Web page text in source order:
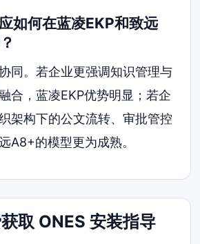
如何在蓝凌EKP和致远
同。若企业更强调知识管理与
合，蓝凌EKP优势明显；若企
架构下的公文流转、审批管控
A8+的模型更为成熟。
取 ONES 安装指导